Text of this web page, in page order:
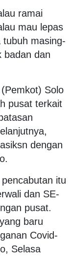
ramai
mau lepas
masing-
badan dan
Solo
pusat terkait
dengan
itu
dan SE-
pusat.
baru
Covid-
Selasa